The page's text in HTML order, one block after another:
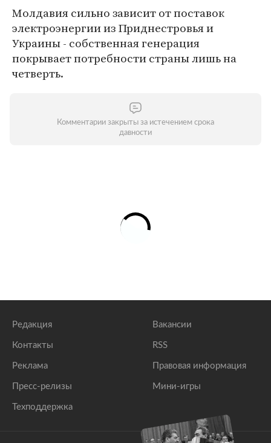
Молдавия сильно зависит от поставок
электроэнергии из Приднестровья и
Украины - собственная генерация
покрывает потребности страны лишь на
четверть.
Комментарии закрыты за истечением срока
давности
Редакция
Контакты
Реклама
Пресс-релизы
Техподдержка
Вакансии
RSS
Правовая информация
Мини-игры